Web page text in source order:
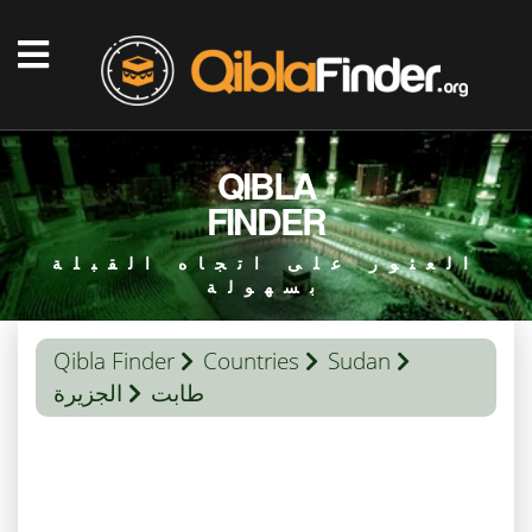
QIBLA
FINDER
العثور على اتجاه القبلة
بسهولة
Qibla Finder Countries
Sudan
الجزيرة
طابت